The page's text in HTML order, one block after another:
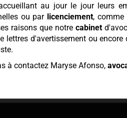
au jour le jour leurs
ou par licenciement, comme
raisons que notre cabinet
lettres d'avertissement ou encore
à contactez Maryse Afonso,